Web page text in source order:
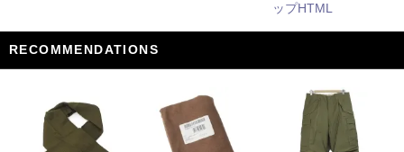
ップHTML
RECOMMENDATIONS